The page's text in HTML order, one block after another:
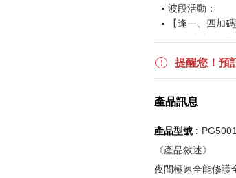
波段活動：
【逢一、四加
活動詳情請參見
實際折扣金額以
提醒您！預
產品訊息
產品型號 : PG5001
《產品敘述》
夜間極速全能修護